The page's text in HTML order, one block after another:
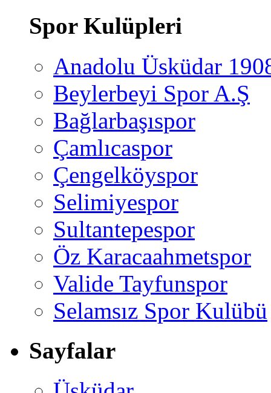
Spor Kulüpleri
Anadolu Üsküdar
Beylerbeyi Spor A.Ş
Bağlarbaşıspor
Çamlıcaspor
Çengelköyspor
Selimiyespor
Sultantepespor
Öz Karacaahmetspor
Valide Tayfunspor
Selamsız Spor Kulübü
Sayfalar